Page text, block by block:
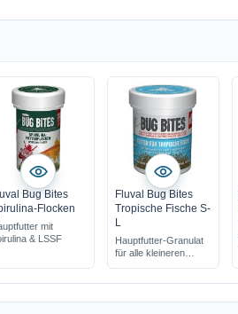
Bug Bites
Flocken
mit
& LSSF
Fluval Bug Bites
Tropische Fische S-
L
Hauptfutter-Granulat
für alle kleineren